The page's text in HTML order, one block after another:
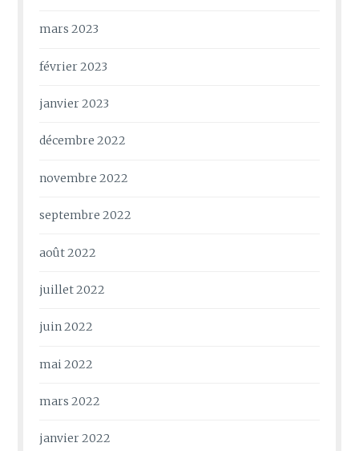
mars 2023
février 2023
janvier 2023
décembre 2022
novembre 2022
septembre 2022
août 2022
juillet 2022
juin 2022
mai 2022
mars 2022
janvier 2022